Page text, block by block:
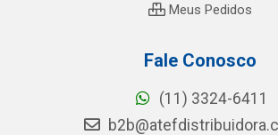
Meus Pedidos
Fale Conosco
(11) 3324-6411